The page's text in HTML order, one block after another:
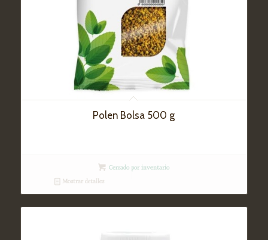
Polen Bolsa 500 g
Cerrado por inventario
Mostrar detalles